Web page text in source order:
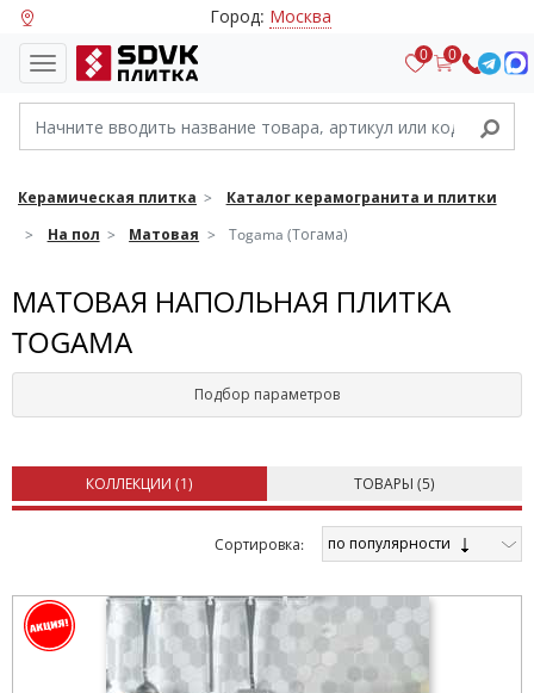
Город: Москва
0 0
Керамическая плитка
Каталог керамогранита и плитки
На пол
Матовая Togama (Тогама)
МАТОВАЯ НАПОЛЬНАЯ ПЛИТКА
TOGAMA
Подбор параметров
КОЛЛЕКЦИИ (1) ТОВАРЫ (5)
Cортировка: по популярности